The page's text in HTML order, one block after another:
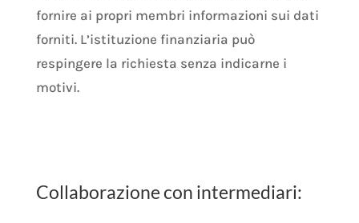
fornire ai propri membri informazioni sui dati
forniti. L’istituzione finanziaria può
respingere la richiesta senza indicarne i
motivi.
Collaborazione con intermediari: